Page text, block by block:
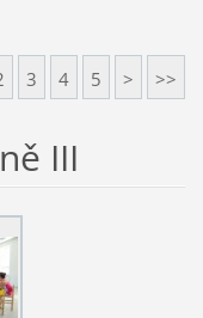
3 4 5 > >>
III